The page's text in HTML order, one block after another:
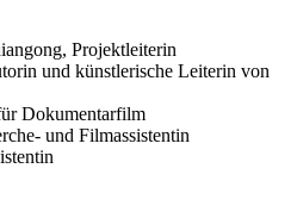
Projektleiterin
und künstlerische Leiterin von
Dokumentarfilm
und Filmassistentin